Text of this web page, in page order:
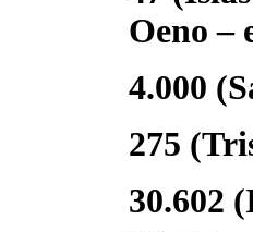
Oeno –
4.000
275
30.602